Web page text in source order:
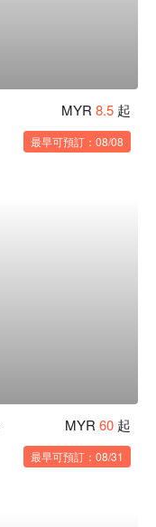
MYR 8.5 起
最早可預訂：08/08
MYR 60 起
最早可預訂：08/31